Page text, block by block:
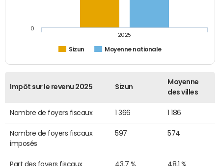
Sizun Moyenne nationale
2025
0
Impôt sur le revenu 2025 Sizun
Moyenne
des villes
Nombre de foyers fiscaux 1 366 1 186
Nombre de foyers fiscaux
imposés
597 574
Part des foyers fiscaux
43,7 % 48,1 %